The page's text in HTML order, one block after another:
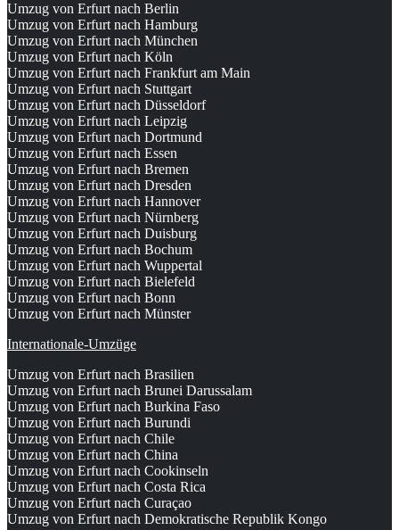
Umzug von Erfurt nach Berlin
Umzug von Erfurt nach Hamburg
Umzug von Erfurt nach München
Umzug von Erfurt nach Köln
Umzug von Erfurt nach Frankfurt am Main
Umzug von Erfurt nach Stuttgart
Umzug von Erfurt nach Düsseldorf
Umzug von Erfurt nach Leipzig
Umzug von Erfurt nach Dortmund
Umzug von Erfurt nach Essen
Umzug von Erfurt nach Bremen
Umzug von Erfurt nach Dresden
Umzug von Erfurt nach Hannover
Umzug von Erfurt nach Nürnberg
Umzug von Erfurt nach Duisburg
Umzug von Erfurt nach Bochum
Umzug von Erfurt nach Wuppertal
Umzug von Erfurt nach Bielefeld
Umzug von Erfurt nach Bonn
Umzug von Erfurt nach Münster
Internationale-Umzüge
Umzug von Erfurt nach Brasilien
Umzug von Erfurt nach Brunei Darussalam
Umzug von Erfurt nach Burkina Faso
Umzug von Erfurt nach Burundi
Umzug von Erfurt nach Chile
Umzug von Erfurt nach China
Umzug von Erfurt nach Cookinseln
Umzug von Erfurt nach Costa Rica
Umzug von Erfurt nach Curaçao
Umzug von Erfurt nach Demokratische Republik Kongo